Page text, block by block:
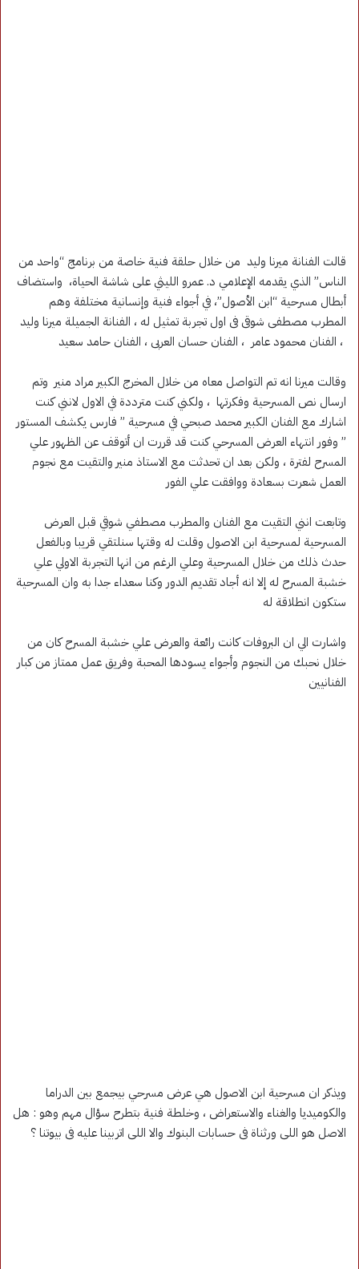
قالت الفنانة ميرنا وليد من خلال حلقة فنية خاصة من برنامج “واحد من
الناس” الذي يقدمه الإعلامي د. عمرو الليثي على شاشة الحياة، واستضاف
أبطال مسرحية “ابن الأصول”، في أجواء فنية وإنسانية مختلفة وهم
المطرب مصطفى شوقى فى اول تجربة تمثيل له ، الفنانة الجميلة ميرنا وليد
، الفنان محمود عامر ، الفنان حسان العربى ، الفنان حامد سعيد
وقالت ميرنا انه تم التواصل معاه من خلال المخرج الكبير مراد منير وتم
ارسال نص المسرحية وفكرتها ، ولكني كنت مترددة في الاول لانني كنت
اشارك مع الفنان الكبير محمد صبحي في مسرحية ” فارس يكشف المستور
” وفور انتهاء العرض المسرحي كنت قد قررت ان أتوقف عن الظهور علي
المسرح لفترة ، ولكن بعد ان تحدثت مع الاستاذ منير والتقيت مع نجوم
العمل شعرت بسعادة ووافقت علي الفور
وتابعت انني التقيت مع الفنان والمطرب مصطفي شوقي قبل العرض
المسرحية لمسرحية ابن الاصول وقلت له وقتها سنلتقي قريبا وبالفعل
حدث ذلك من خلال المسرحية وعلي الرغم من انها التجربة الاولي علي
خشبة المسرح له إلا انه أجاد تقديم الدور وكنا سعداء جدا به وان المسرحية
ستكون انطلاقة له
واشارت الي ان البروفات كانت رائعة والعرض علي خشبة المسرح كان من
خلال نحبك من النجوم وأجواء يسودها المحبة وفريق عمل ممتاز من كبار
الفنانيين
ويذكر ان مسرحية ابن الاصول هي عرض مسرحي بيجمع بين الدراما
والكوميديا والغناء والاستعراض ، وخلطة فنية بتطرح سؤال مهم وهو : هل
الاصل هو اللى ورثناة فى حسابات البنوك والا اللى اتربينا عليه فى بيوتنا ؟